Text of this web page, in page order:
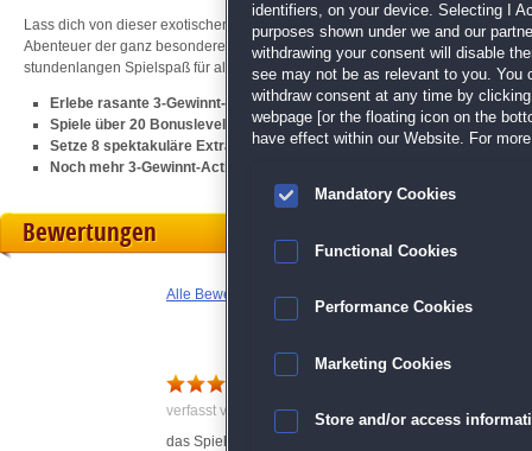
Lass dich von dieser exotischen 3-Gewinnt-Expedition in die fremden Tiefen
Abenteuer der ganz besonderen Art! Schnelle Kaskaden, spektakuläre Extras
stundenlangen Spielspaß für alle Dschungelforscher, Abenteurer und 3-
Erlebe rasante 3-Gewinnt-Action in mehr als 120 kniffligen Levels
Spiele über 20 Bonuslevels frei
Setze 8 spektakuläre Extras geschickt ein
Noch mehr 3-Gewinnt-Action erwartet dich in
Bewertungen
Alle Bewertungen anzeigen
Gutes Spiel
verfasst von Anonym am 29.03.2017 um 19:26
das Spiel ist gut und Interessant. Kann bei Kindern
identifiers, on your device. Selecting I
purposes shown under we and our
withdrawing your consent will disable
see may not be as relevant to you. You
withdraw consent at any time by
webpage [or the floating icon on the
have effect within our Website. For
Mandatory Cookies
Functional Cookies
Performance Cookies
Marketing Cookies
Store and/or access